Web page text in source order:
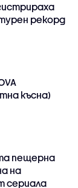
рекорд
късна)
пещерна
на
сериала